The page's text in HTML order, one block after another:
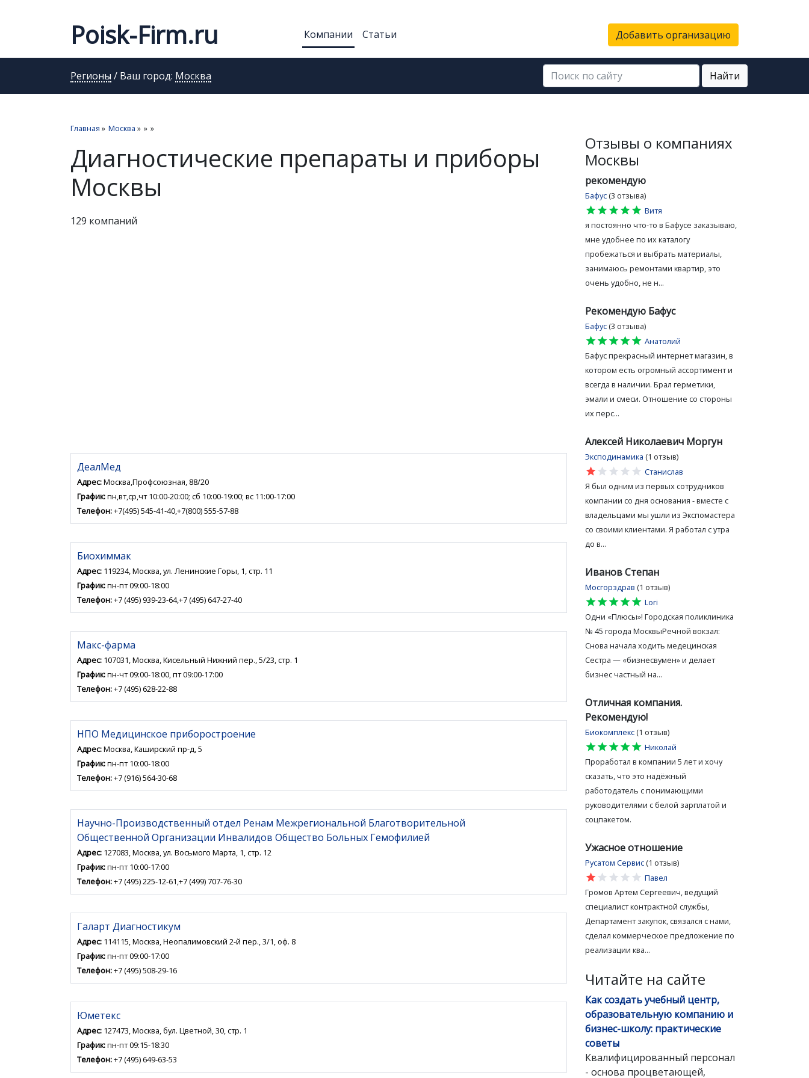
Poisk-Firm.ru Компании Статьи Добавить организацию
Регионы / Ваш город: Москва Найти
Главная » Москва » » »
Диагностические препараты и приборы
Москвы
129 компаний
ДеалМед
Адрес:Москва,Профсоюзная, 88/20
График:пн,вт,ср,чт 10:00-20:00; сб 10:00-19:00; вс 11:00-17:00
Телефон:+7(495) 545-41-40,+7(800) 555-57-88
Биохиммак
Адрес: 119234, Москва, ул. Ленинские Горы, 1, стр. 11
График:пн-пт 09:00-18:00
Телефон:+7 (495) 939-23-64,+7 (495) 647-27-40
Макс-фарма
Адрес: 107031, Москва, Кисельный Нижний пер., 5/23, стр. 1
График:пн-чт 09:00-18:00, пт 09:00-17:00
Телефон:+7 (495) 628-22-88
НПО Медицинское приборостроение
Адрес:Москва, Каширский пр-д, 5
График:пн-пт 10:00-18:00
Телефон:+7 (916) 564-30-68
Научно-Производственный отдел Ренам Межрегиональной Благотворительной
Общественной Организации Инвалидов Общество Больных Гемофилией
Адрес: 127083, Москва, ул. Восьмого Марта, 1, стр. 12
График:пн-пт 10:00-17:00
Телефон:+7 (495) 225-12-61,+7 (499) 707-76-30
Галарт Диагностикум
Адрес: 114115, Москва, Неопалимовский 2-й пер., 3/1, оф. 8
График:пн-пт 09:00-17:00
Телефон:+7 (495) 508-29-16
Юметекс
Адрес: 127473, Москва, бул. Цветной, 30, стр. 1
График:пн-пт 09:15-18:30
Телефон:+7 (495) 649-63-53
Отзывы о компаниях
Москвы
рекомендую
Бафус (3 отзыва)
star
star
star
star
star
Витя
я постоянно что-то в Бафусе заказываю,
мне удобнее по их каталогу
пробежаться и выбрать материалы,
занимаюсь ремонтами квартир, это
очень удобно, не н...
Рекомендую Бафус
Бафус (3 отзыва)
star
star
star
star
star
Анатолий
Бафус прекрасный интернет магазин, в
котором есть огромный ассортимент и
всегда в наличии. Брал герметики,
эмали и смеси. Отношение со стороны
их перс...
Алексей Николаевич Моргун
Эксподинамика (1 отзыв)
star
star
star
star
star
Станислав
Я был одним из первых сотрудников
компании со дня основания - вместе с
владельцами мы ушли из Экспомастера
со своими клиентами. Я работал с утра
до в...
Иванов Степан
Мосгорздрав (1 отзыв)
star
star
star
star
star
Lori
Одни «Плюсы»! Городская поликлиника
№ 45 города МосквыРечной вокзал:
Снова начала ходить медецинская
Сестра — «бизнесвумен» и делает
бизнес частный на...
Отличная компания.
Рекомендую!
Биокомплекс (1 отзыв)
star
star
star
star
star
Николай
Проработал в компании 5 лет и хочу
сказать, что это надёжный
работодатель с понимающими
руководителями с белой зарплатой и
соцпакетом.
Ужасное отношение
Русатом Сервис (1 отзыв)
star
star
star
star
star
Павел
Громов Артем Сергеевич, ведущий
специалист контрактной службы,
Департамент закупок, связался с нами,
сделал коммерческое предложение по
реализации ква...
Читайте на сайте
Как создать учебный центр,
образовательную компанию и
бизнес-школу: практические
советы
Квалифицированный персонал
- основа процветающей,